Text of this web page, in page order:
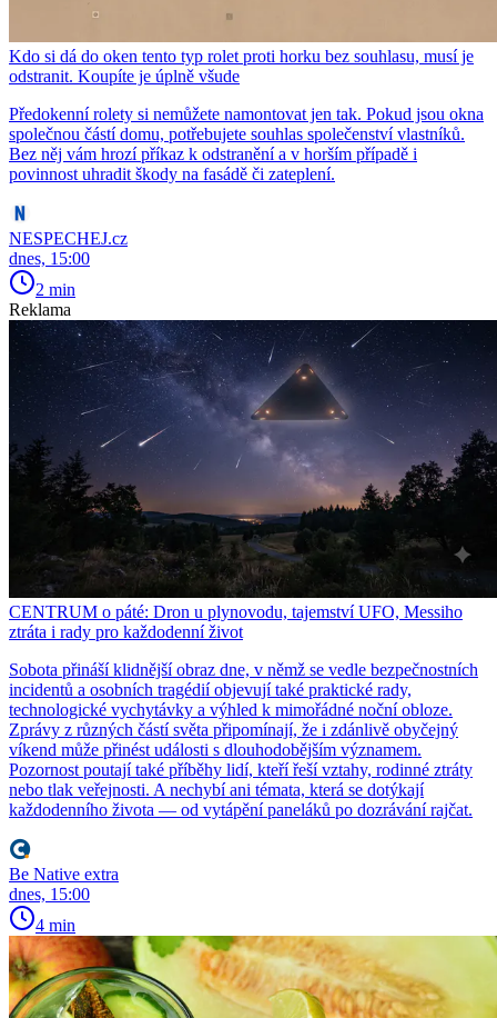
Kdo si dá do oken tento typ rolet proti horku bez souhlasu, musí je
odstranit. Koupíte je úplně všude
Předokenní rolety si nemůžete namontovat jen tak. Pokud jsou okna
společnou částí domu, potřebujete souhlas společenství vlastníků.
Bez něj vám hrozí příkaz k odstranění a v horším případě i
povinnost uhradit škody na fasádě či zateplení.
NESPECHEJ.cz
dnes, 15:00
2 min
Reklama
CENTRUM o páté: Dron u plynovodu, tajemství UFO, Messiho
ztráta i rady pro každodenní život
Sobota přináší klidnější obraz dne, v němž se vedle bezpečnostních
incidentů a osobních tragédií objevují také praktické rady,
technologické vychytávky a výhled k mimořádné noční obloze.
Zprávy z různých částí světa připomínají, že i zdánlivě obyčejný
víkend může přinést události s dlouhodobějším významem.
Pozornost poutají také příběhy lidí, kteří řeší vztahy, rodinné ztráty
nebo tlak veřejnosti. A nechybí ani témata, která se dotýkají
každodenního života — od vytápění paneláků po dozrávání rajčat.
Be Native extra
dnes, 15:00
4 min